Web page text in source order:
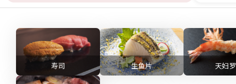
寿司 生鱼片 天妇罗